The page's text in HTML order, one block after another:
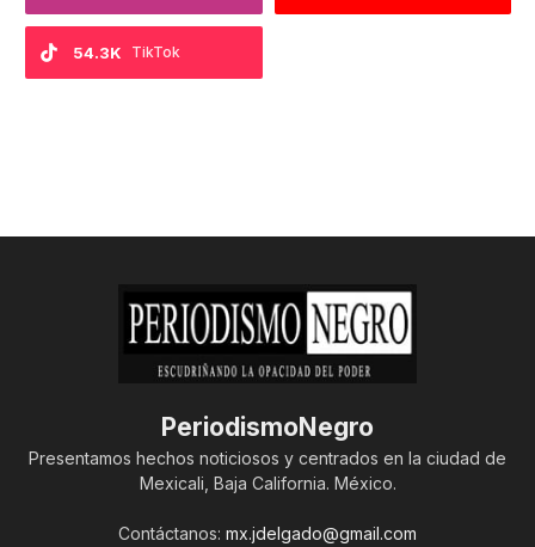
TikTok
54.3K
PeriodismoNegro
Presentamos hechos noticiosos y centrados en la ciudad de
Mexicali, Baja California. México.
Contáctanos: mx.jdelgado@gmail.com